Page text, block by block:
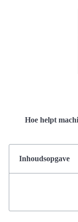
Hoe helpt
Inhoudsopgave